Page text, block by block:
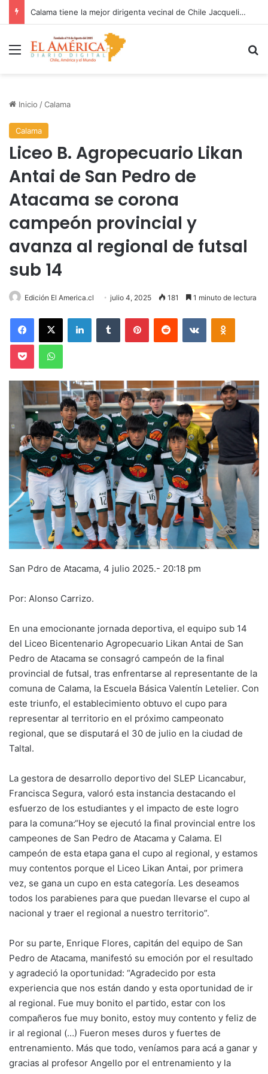
Calama tiene la mejor dirigenta vecinal de Chile Jacqueline Echeverría
Menú
Inicio /Calama
Calama
Liceo B. Agropecuario Likan
Antai de San Pedro de
Atacama se corona
campeón provincial y
avanza al regional de futsal
sub 14
Edición El America.cl julio 4, 2025 181 1 minuto de lectura
Facebook
X LinkedInTumblr PinterestReddit VKontakte
Pocket WhatsApp
San Pdro de Atacama, 4 julio 2025.- 20:18 pm
Por: Alonso Carrizo.
En una emocionante jornada deportiva, el equipo sub 14
del Liceo Bicentenario Agropecuario Likan Antai de San
Pedro de Atacama se consagró campeón de la final
provincial de futsal, tras enfrentarse al representante de la
comuna de Calama, la Escuela Básica Valentín Letelier. Con
este triunfo, el establecimiento obtuvo el cupo para
representar al territorio en el próximo campeonato
regional, que se disputará el 30 de julio en la ciudad de
Taltal.
La gestora de desarrollo deportivo del SLEP Licancabur,
Francisca Segura, valoró esta instancia destacando el
esfuerzo de los estudiantes y el impacto de este logro
para la comuna:“Hoy se ejecutó la final provincial entre los
campeones de San Pedro de Atacama y Calama. El
campeón de esta etapa gana el cupo al regional, y estamos
muy contentos porque el Liceo Likan Antai, por primera
vez, se gana un cupo en esta categoría. Les deseamos
todos los parabienes para que puedan llevarse el cupo al
nacional y traer el regional a nuestro territorio”.
Por su parte, Enrique Flores, capitán del equipo de San
Pedro de Atacama, manifestó su emoción por el resultado
y agradeció la oportunidad: “Agradecido por esta
experiencia que nos están dando y esta oportunidad de ir
al regional. Fue muy bonito el partido, estar con los
compañeros fue muy bonito, estoy muy contento y feliz de
ir al regional (…) Fueron meses duros y fuertes de
entrenamiento. Más que todo, veníamos para acá a ganar y
gracias al profesor Angello por el entrenamiento y la